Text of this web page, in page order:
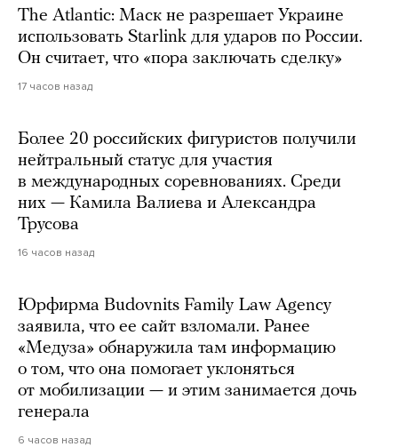
The Atlantic: Маск не разрешает Украине
использовать Starlink для ударов по России.
Он считает, что «пора заключать сделку»
17 часов назад
Более 20 российских фигуристов получили
нейтральный статус для участия
в международных соревнованиях. Среди
них — Камила Валиева и Александра
Трусова
16 часов назад
Юрфирма Budovnits Family Law Agency
заявила, что ее сайт взломали. Ранее
«Медуза» обнаружила там информацию
о том, что она помогает уклоняться
от мобилизации — и этим занимается дочь
генерала
6 часов назад